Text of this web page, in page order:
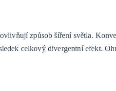
způsob šíření světla.
celkový divergentní efekt.